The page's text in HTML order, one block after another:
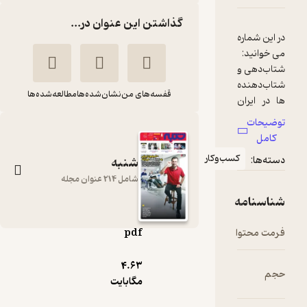
گذاشتن این عنوان در...
نشان‌شده‌هامطالعه‌شده‌ها
شنبه
گروه نویسندگان